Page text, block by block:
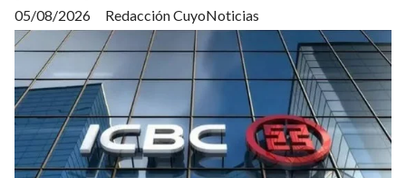
Redacción CuyoNoticias
05/08/2026